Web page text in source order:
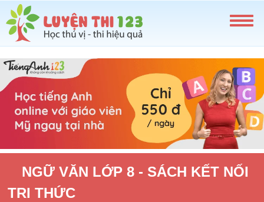
NGỮ VĂN LỚP 8 - SÁCH KẾT NỐI
TRI THỨC